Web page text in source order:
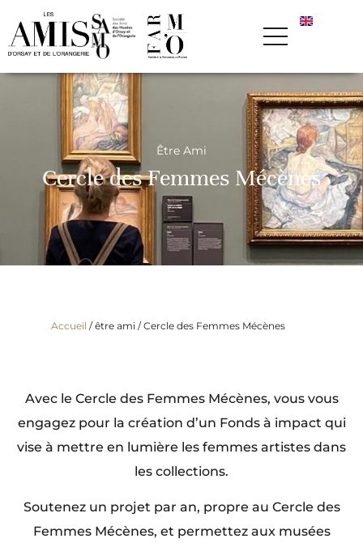
Être Ami
Cercle des Femmes Mécènes
Accueil / être ami /Cercle des Femmes Mécènes
Avec le Cercle des Femmes Mécènes, vous vous
engagez pour la création d’un Fonds à impact qui
vise à mettre en lumière les femmes artistes dans
les collections.
Soutenez un projet par an, propre au Cercle des
Femmes Mécènes, et permettez aux musées